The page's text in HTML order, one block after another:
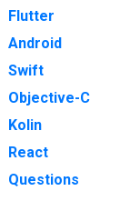
Flutter
Android
Swift
Objective-C
Kolin
React
Questions